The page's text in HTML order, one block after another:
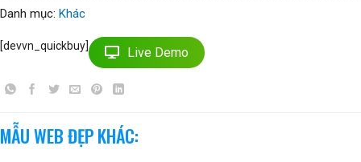
Danh mục: Khác
[devvn_quickbuy] Live Demo
MẪU WEB ĐẸP KHÁC: